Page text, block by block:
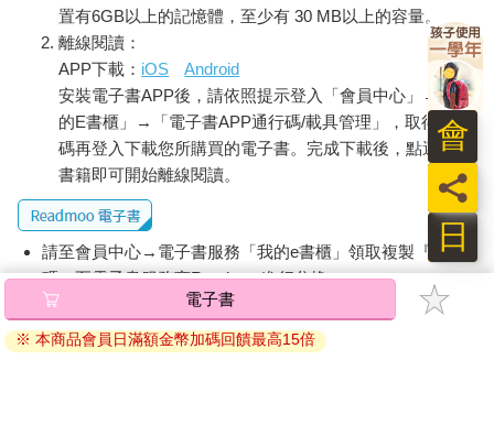
置有6GB以上的記憶體，至少有 30 MB以上的容量。
離線閱讀：
APP下載： iOS
Android
安裝電子書APP後，請依照提示登入「會員中心」→「我
的E書櫃」→「電子書APP通行碼/載具管理」，取得通行
碼再登入下載您所購買的電子書。完成下載後，點選任一
書籍即可開始離線閱讀。
請至會員中心→電子書服務「我的e書櫃」領取複製『兌換
碼』至電子書服務商Readmoo進行兌換。
退換貨須知：
因版權保護，您在金石堂所購買的電子書僅能以金石堂專屬
電子書
※ 本商品會員日滿額金幣加碼回饋最高15倍
日
員
會